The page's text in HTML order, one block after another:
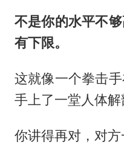
不是你的水平不
有下限。
这就像一个拳击
手上了一堂人体解
你讲得再对，对方